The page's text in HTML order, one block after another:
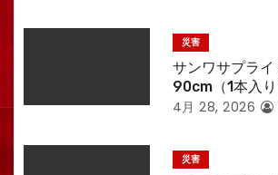
災害
サンワサプラ
90cm（1本入
4月 28, 2026
災害